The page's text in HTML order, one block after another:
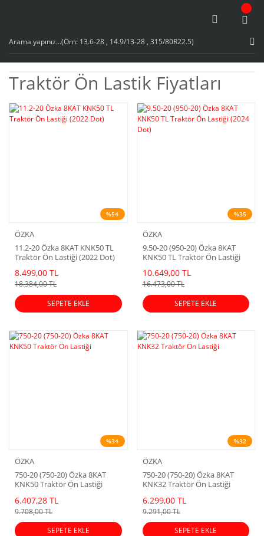
Traktör Ön Lastik Fiyatları
%54
ÖZKA
11.2-20 Özka 8KAT KNK50 TL
Traktör Ön Lastiği (2022 Dot)
8.499,00 TL
18.384,00 TL
SEPETE EKLE
%35
ÖZKA
9.50-20 (950-20) Özka 8KAT
KNK50 TL Traktör Ön Lastiği
10.649,00 TL
16.473,00 TL
SEPETE EKLE
%34
ÖZKA
750-20 (750-20) Özka 8KAT
KNK50 Traktör Ön Lastiği
6.407,28 TL
9.708,00 TL
SEPETE EKLE
%32
ÖZKA
750-20 (750-20) Özka 8KAT
KNK32 Traktör Ön Lastiği
6.299,00 TL
9.291,00 TL
SEPETE EKLE